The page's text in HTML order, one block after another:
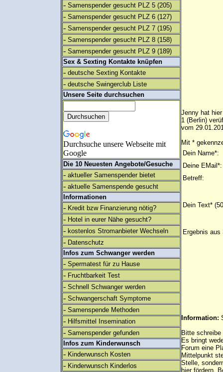
- Samenspender gesucht PLZ 5 (205)
- Samenspender gesucht PLZ 6 (127)
- Samenspender gesucht PLZ 7 (195)
- Samenspender gesucht PLZ 8 (158)
- Samenspender gesucht PLZ 9 (189)
Sex & Sexting Kontakte knüpfen
- deutsche Sexting Kontakte
- deutsche Swingerclub Liste
Unsere Seite durchsuchen
Durchsuche unsere Webseite mit
Google
Die 10 Neuesten Angebote/Gesuche
- aktueller Samenspender bietet
- aktuelle Samenspende gesucht
Informationen
- Kredit bzw Finanzierung nötig?
- Hotel in eurer Nähe gesucht?
- kostenlos Stromanbieter Wechseln
- Datenschutz
Infos zum Schwanger werden
- Spermatest für zu Hause
- Fruchtbarkeit Test
- Schnell Schwanger werden
- Schwangerschaft Symptome
- Samenspende Methoden
- Hilfsmittel Insemination
- Samenspender gefunden
Infos zum Kinderwunsch
- Kinderwunsch Kosten
- Kinderwunsch Kinderlos
Jenny hat
1 (Berlin)
vom
Mit *
Dein Name*:
Deine EMail*:
Betreff:
Dein Text*
Ergebnis aus
Information:
Bitte
Es bringt
Forum eine
Mittelpunkt
Stelle,
hier fördern.